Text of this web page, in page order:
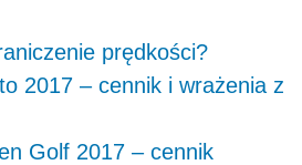
prędkości?
2017 – cennik i wrażenia z
Golf 2017 – cennik